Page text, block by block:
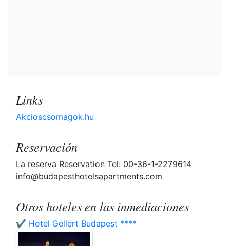
Links
Akcioscsomagok.hu
Reservación
La reserva Reservation Tel: 00-36-1-2279614
info@budapesthotelsapartments.com
Otros hoteles en las inmediaciones
✔️ Hotel Gellért Budapest ****